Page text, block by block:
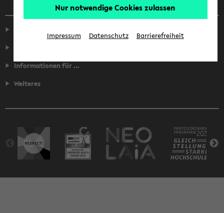
Informationen für ...
Weiteres
Nur notwendige Cookies zulassen
Impressum Datenschutz Barrierefreiheit